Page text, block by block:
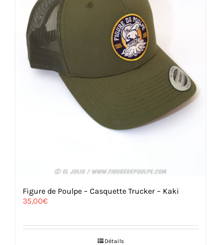
Figure de Poulpe – Casquette Trucker – Kaki
35,00€
Détails